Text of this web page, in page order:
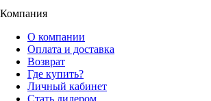
Компания
О компании
Оплата и доставка
Возврат
Где купить?
Личный кабинет